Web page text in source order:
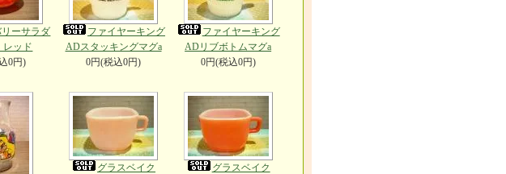
ーサラダ
レッド
0円)
ファイヤーキング
ADスタッキングマグa
0円(税込0円)
ファイヤーキング
ADリブボトムマグa
0円(税込0円)
グラスベイク
グラスベイク